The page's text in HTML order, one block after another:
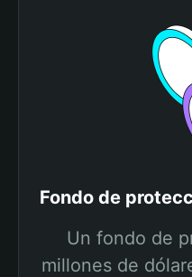
Fondo de
Un fondo de
millones de